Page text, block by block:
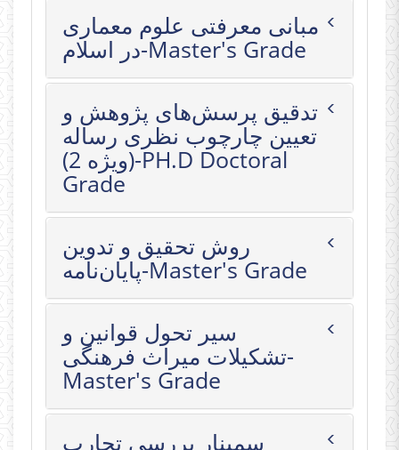
مبانی معرفتی علوم معماری
در اسلام-Master's Grade
تدقیق پرسش‌های پژوهش و
تعیین چارچوب نظری رساله
(ویژه 2)-PH.D Doctoral
Grade
روش تحقیق و تدوین
پایان‌نامه-Master's Grade
سیر تحول قوانین و
تشکیلات میراث فرهنگی-
Master's Grade
سمینار بررسی تجارب